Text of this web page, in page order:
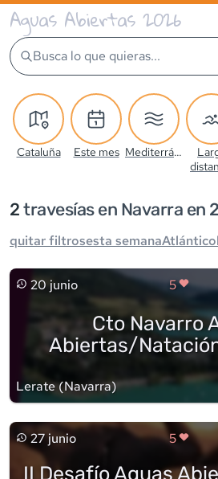
Aguas Abiertas 2026
Busca lo que quieras...
Cataluña Este mes Mediterráneo
2 travesías en Navarra en
quitar filtrosesta semanaAtlántico
20 junio 5
Cto Navarro
Abiertas/
Lerate(Navarra)
27 junio 5
II Desafío Aguas